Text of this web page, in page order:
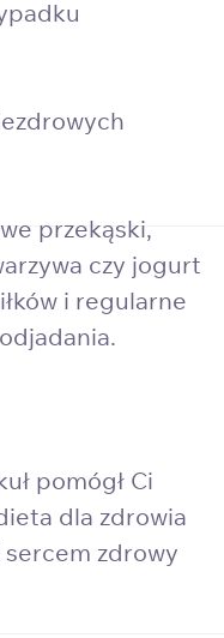
przekąski,
czy jogurt
i regularne
pomógł Ci
dla zdrowia
zdrowy